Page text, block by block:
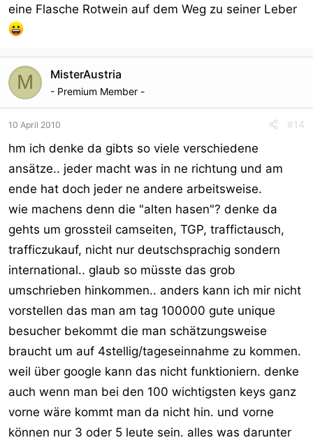
aber immer noch ab von vielen anderen. Ich jammere ja
eine Flasche Rotwein auf dem Weg zu seiner Leber
M MisterAustria
- Premium Member -
10 April 2010 #14
hm ich denke da gibts so viele verschiedene
ansätze.. jeder macht was in ne richtung und am
ende hat doch jeder ne andere arbeitsweise.
wie machens denn die "alten hasen"? denke da
gehts um grossteil camseiten, TGP, traffictausch,
trafficzukauf, nicht nur deutschsprachig sondern
international.. glaub so müsste das grob
umschrieben hinkommen.. anders kann ich mir nicht
vorstellen das man am tag 100000 gute unique
besucher bekommt die man schätzungsweise
braucht um auf 4stellig/tageseinnahme zu kommen.
weil über google kann das nicht funktioniern. denke
auch wenn man bei den 100 wichtigsten keys ganz
vorne wäre kommt man da nicht hin. und vorne
können nur 3 oder 5 leute sein. alles was darunter